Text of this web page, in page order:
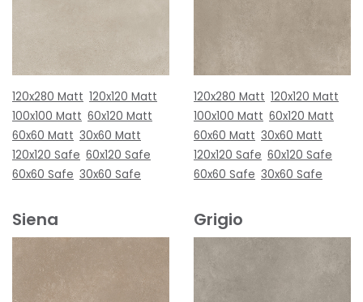
120x280 Matt 120x120 Matt
100x100 Matt 60x120 Matt
60x60 Matt 30x60 Matt
120x120 Safe 60x120 Safe
60x60 Safe 30x60 Safe
120x280 Matt 120x120 Matt
100x100 Matt 60x120 Matt
60x60 Matt 30x60 Matt
120x120 Safe 60x120 Safe
60x60 Safe 30x60 Safe
Siena Grigio